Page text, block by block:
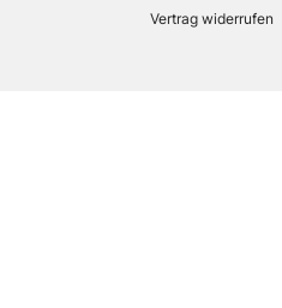
Vertrag widerrufen